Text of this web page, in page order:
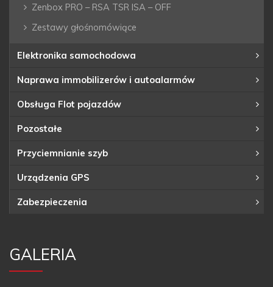
Zenbox PRO – RSA TSR ISA – OFF
Zestawy głośnomówiące
Elektronika samochodowa
Naprawa immobilizerów i autoalarmów
Obsługa Flot pojazdów
Pozostałe
Przyciemnianie szyb
Urządzenia GPS
Zabezpieczenia
GALERIA